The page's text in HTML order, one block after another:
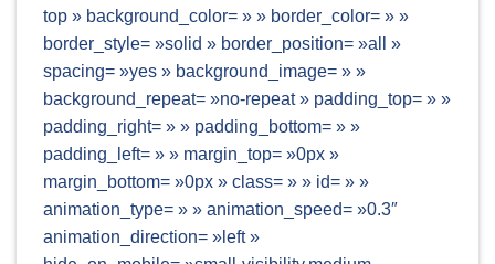
top » background_color= » » border_color= » »
border_style= »solid » border_position= »all »
spacing= »yes » background_image= » »
background_repeat= »no-repeat » padding_top= » »
padding_right= » » padding_bottom= » »
padding_left= » » margin_top= »0px »
margin_bottom= »0px » class= » » id= » »
animation_type= » » animation_speed= »0.3″
animation_direction= »left »